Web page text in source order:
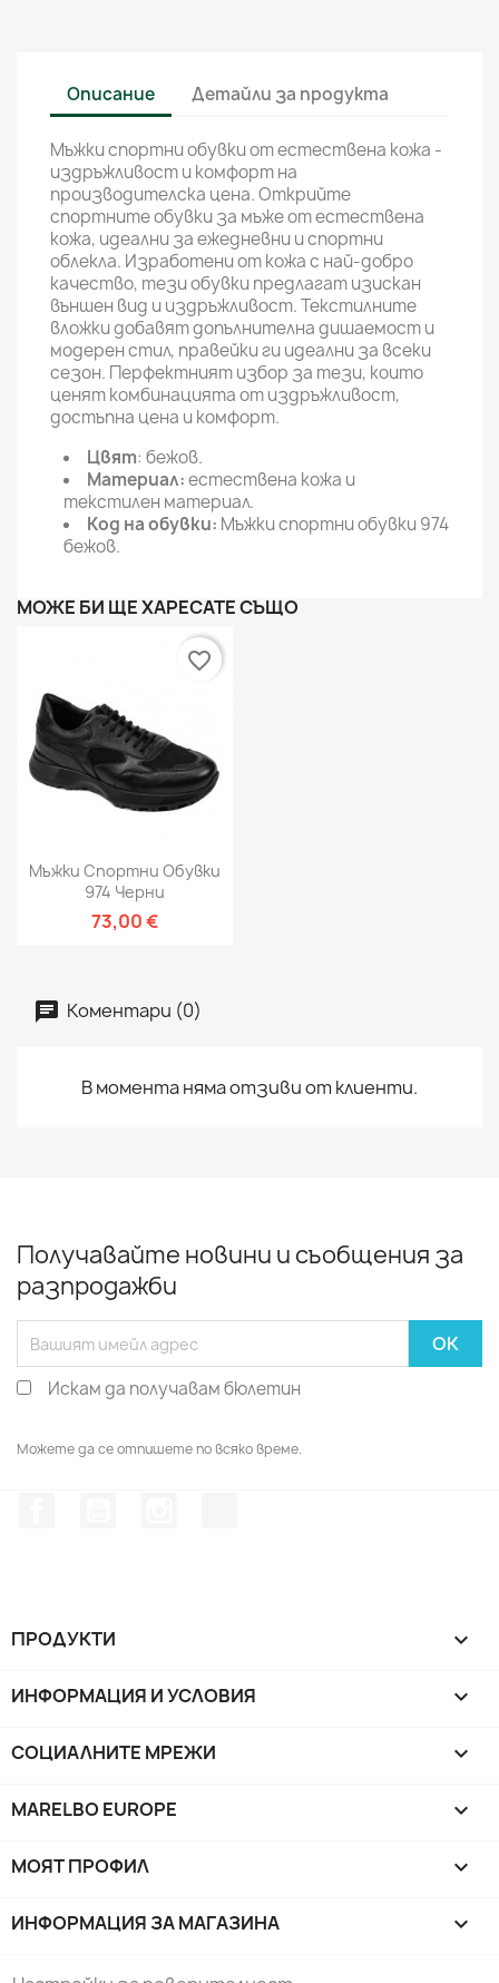
Описание Детайли за продукта
Мъжки спортни обувки от естествена кожа -
издръжливост и комфорт на
производителска цена. Открийте
спортните обувки за мъже от естествена
кожа, идеални за ежедневни и спортни
облекла. Изработени от кожа с най-добро
качество, тези обувки предлагат изискан
външен вид и издръжливост. Текстилните
вложки добавят допълнителна дишаемост и
модерен стил, правейки ги идеални за всеки
сезон. Перфектният избор за тези, които
ценят комбинацията от издръжливост,
достъпна цена и комфорт.
Цвят: бежов.
Материал:естествена кожа и
текстилен материал.
Код на обувки: Мъжки спортни обувки 974
бежов.
МОЖЕ БИ ЩЕ ХАРЕСАТЕ СЪЩО
Мъжки Спортни Обувки
974 Черни
73,00 €
favorite_border
Коментари (0)
В момента няма отзиви от клиенти.
Получавайте новини и съобщения за
разпродажби
Искам да получавам бюлетин
Можете да се отпишете по всяко време.
ПРОДУКТИ 
ИНФОРМАЦИЯ И УСЛОВИЯ 
СОЦИАЛНИТЕ МРЕЖИ 
MARELBO EUROPE 
МОЯТ ПРОФИЛ 
ИНФОРМАЦИЯ ЗА МАГАЗИНА keyboard_arrow_down